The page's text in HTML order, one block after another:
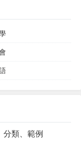
國產業處於不利地
出，長期保護主...
分類、範例